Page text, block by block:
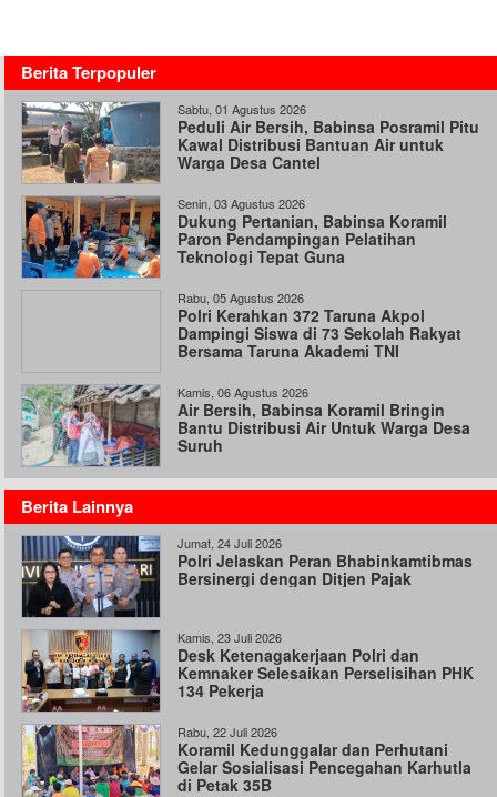
Berita Terpopuler
Sabtu, 01 Agustus 2026
Peduli Air Bersih, Babinsa Posramil Pitu
Kawal Distribusi Bantuan Air untuk
Warga Desa Cantel
Senin, 03 Agustus 2026
Dukung Pertanian, Babinsa Koramil
Paron Pendampingan Pelatihan
Teknologi Tepat Guna
Rabu, 05 Agustus 2026
Polri Kerahkan 372 Taruna Akpol
Dampingi Siswa di 73 Sekolah Rakyat
Bersama Taruna Akademi TNI
Kamis, 06 Agustus 2026
Air Bersih, Babinsa Koramil Bringin
Bantu Distribusi Air Untuk Warga Desa
Suruh
Berita Lainnya
Jumat, 24 Juli 2026
Polri Jelaskan Peran Bhabinkamtibmas
Bersinergi dengan Ditjen Pajak
Kamis, 23 Juli 2026
Desk Ketenagakerjaan Polri dan
Kemnaker Selesaikan Perselisihan PHK
134 Pekerja
Rabu, 22 Juli 2026
Koramil Kedunggalar dan Perhutani
Gelar Sosialisasi Pencegahan Karhutla
di Petak 35B